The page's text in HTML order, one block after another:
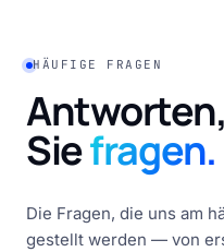
HÄUFIGE FRAGEN
Siefragen.
Die Fragen, die uns am
gestellt werden — von